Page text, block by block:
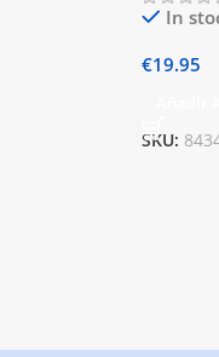
In
€19.95
SKU: